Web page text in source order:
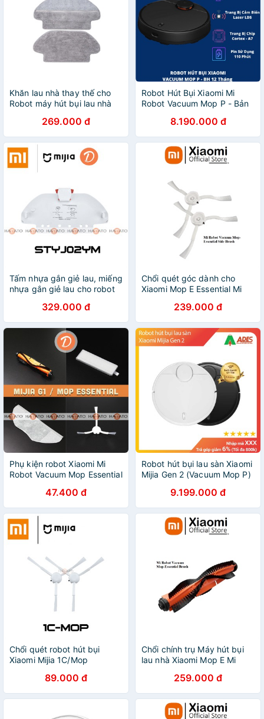
Khăn lau nhà thay thế cho
Robot máy hút bụi lau nhà
Chính hãng269.000 đ
Robot Hút Bụi Xiaomi Mi
Robot Vacuum Mop P - Bản
- Phân Phối Bởi DIGIWORLD
8.190.000 đ
Tấm nhựa gắn giẻ lau, miếng
nhựa gắn giẻ lau cho robot
STYJ02YM Mop P
329.000 đ
Chổi quét góc dành cho
Xiaomi Mop E Essential Mi
Brush BHR4246TY - Chính
hãng
239.000 đ
Phụ kiện robot Xiaomi Mi
Robot Vacuum Mop Essential
quét , giẻ lau mijia G1
47.400 đ
Robot hút bụi lau sàn Xiaomi
Mijia Gen 2 (Vacuum Mop P)
GIÁ RẺ BẤT NGỜ
9.199.000 đ
Chổi quét robot hút bụi
Xiaomi Mijia 1C/Mop
89.000 đ
Chổi chính trụ Máy hút bụi
lau nhà Xiaomi Mop E Mi
Brush BHR4247TY - Chính
hãng
259.000 đ